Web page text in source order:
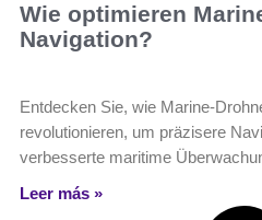
Wie optimieren
Navigation?
Entdecken Sie, wie Marine-
revolutionieren, um präzisere
verbesserte maritime
Leer más »